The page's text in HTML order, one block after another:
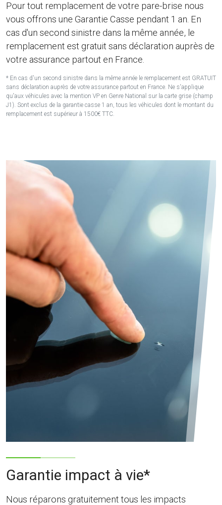
Pour tout remplacement de votre pare-brise nous
vous offrons une Garantie Casse pendant 1 an. En
cas d'un second sinistre dans la même année, le
remplacement est gratuit sans déclaration auprès de
votre assurance partout en France.
* En cas d'un second sinistre dans la même année le remplacement est GRATUIT
sans déclaration auprès de votre assurance partout en France. Ne s'applique
qu'aux véhicules avec la mention VP en Genre National sur la carte grise (champ
J1). Sont exclus de la garantie casse 1 an, tous les véhicules dont le montant du
remplacement est supérieur à 1500€ TTC.
Garantie impact à vie*
Nous réparons gratuitement tous les impacts